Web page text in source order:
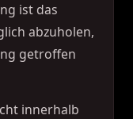
ist das
abzuholen,
getroffen
innerhalb